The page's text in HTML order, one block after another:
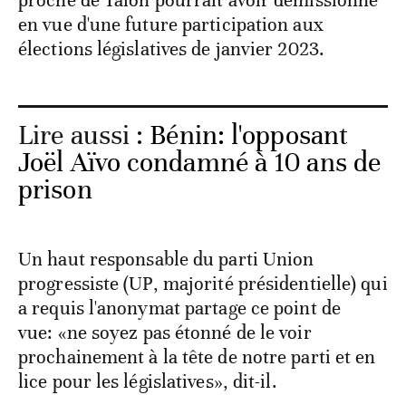
en vue d'une future participation aux
élections législatives de janvier 2023.
Lire aussi : Bénin: l'opposant
Joël Aïvo condamné à 10 ans de
prison
Un haut responsable du parti Union
progressiste (UP, majorité présidentielle) qui
a requis l'anonymat partage ce point de
vue: «ne soyez pas étonné de le voir
prochainement à la tête de notre parti et en
lice pour les législatives», dit-il.